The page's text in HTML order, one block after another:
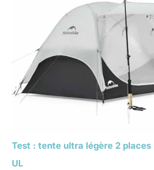
Test : tente ultra légère 2
UL